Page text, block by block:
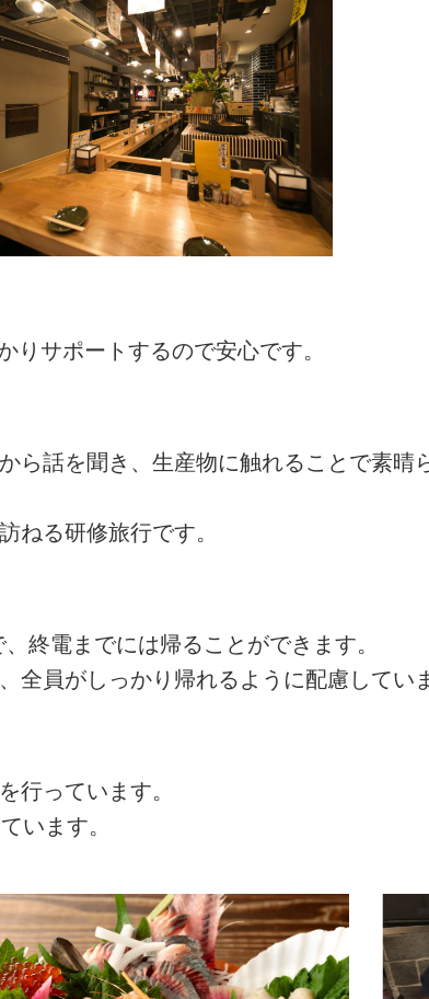
りサポートするので安心です。
ら話を聞き、生産物に触れることで素
ねる研修旅行です。
終電までには帰ることができます。
全員がしっかり帰れるように配慮してい
行っています。
います。